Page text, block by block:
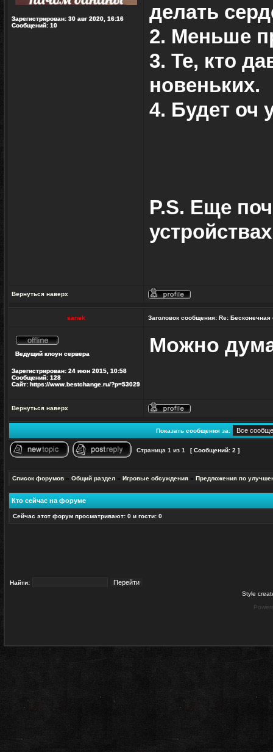
Зарегистрирован: 30 авг 2020, 16:16
Сообщений: 10
делать
2. Меньше
3. Те, кто
новеньких.
4. Будет оч
P.S. Еще
Вернуться наверх
sanek Заголовок сообщения: Re: Бесконечная
в
Ведущий клоун сервера
Зарегистрирован: 24 июн 2015, 10:58
Сообщений: 128
Сайт: https://www.bestchange.ru/?p=53029
Можно
Вернуться наверх
Показать сообщения за:
Страница 1 из 1 [ Сообщений: 2 ]
Список форумов » Общий раздел » Игровые обсуждения » Предложения по
Кто сейчас на форуме
Сейчас этот форум просматривают: 0 и гости: 0
Найти:
Style